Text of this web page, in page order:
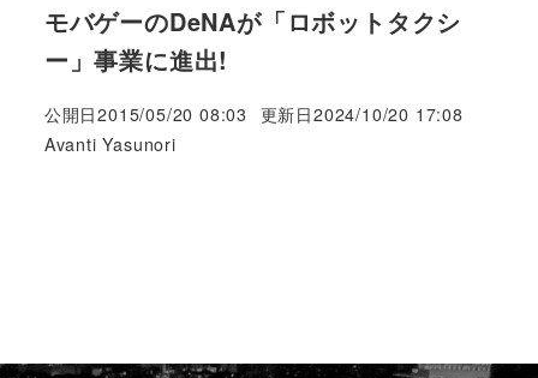
モバゲーのDeNAが「ロボットタクシ
ー」事業に進出!
公開日2015/05/20 08:03 更新日2024/10/20 17:08
著
Avanti Yasunori